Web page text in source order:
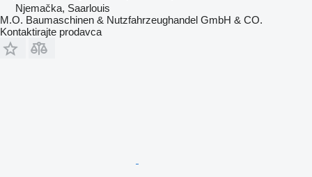
Njemačka, Saarlouis
M.O. Baumaschinen & Nutzfahrzeughandel GmbH & CO.
Kontaktirajte prodavca